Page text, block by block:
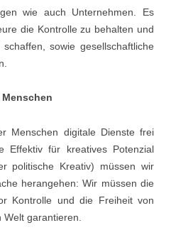
wie auch Unternehmen. Es
die Kontrolle zu behalten und
sowie gesellschaftliche
Menschen digitale Dienste frei
Effektiv für kreatives Potenzial
politische Kreativ) müssen wir
herangehen: Wir müssen die
Kontrolle und die Freiheit von
garantieren.